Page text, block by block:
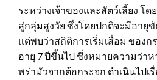
ระหว่างเจ้าของและสัตว์เลี้ยง โด
สู่กลุ่มสูงวัย ซึ่งโดยปกติจะมีอายุ
แต่พบว่าสถิติการเริ่มเสื่อม ของ
อายุ 7 ปีขึ้นไป ซึ่งหมายความว่าห
พร่ามัวจากต้อกระจก ดำเนินไปเ